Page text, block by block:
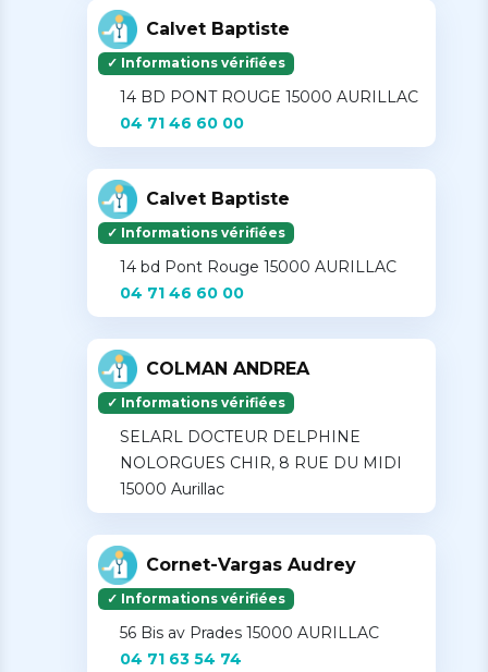
Calvet Baptiste
✓ Informations vérifiées
14 BD PONT ROUGE 15000 AURILLAC
04 71 46 60 00
Calvet Baptiste
✓ Informations vérifiées
14 bd Pont Rouge 15000 AURILLAC
04 71 46 60 00
COLMAN ANDREA
✓ Informations vérifiées
SELARL DOCTEUR DELPHINE
NOLORGUES CHIR, 8 RUE DU MIDI
15000 Aurillac
Cornet-Vargas Audrey
✓ Informations vérifiées
56 Bis av Prades 15000 AURILLAC
04 71 63 54 74